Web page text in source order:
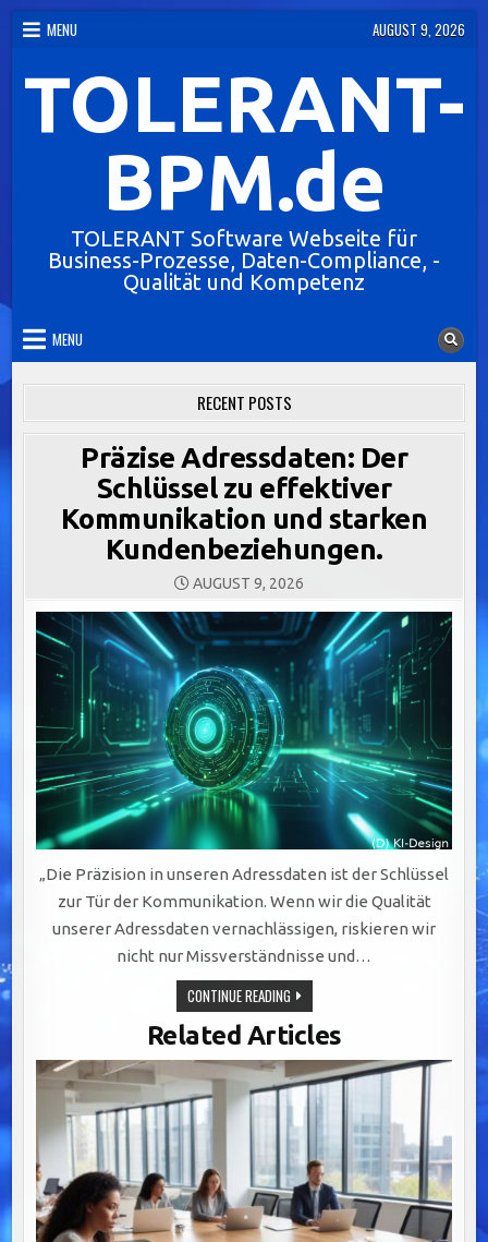
Skip
content
MENU AUGUST 9, 2026
TOLERANT-
BPM.de
TOLERANT Software Webseite für
Business-Prozesse, Daten-Compliance, -
Qualität und Kompetenz
MENU
RECENT POSTS
Präzise Adressdaten: Der
Schlüssel zu effektiver
Kommunikation und starken
Kundenbeziehungen.
AUGUST 9, 2026
„Die Präzision in unseren Adressdaten ist der Schlüssel
zur Tür der Kommunikation. Wenn wir die Qualität
unserer Adressdaten vernachlässigen, riskieren wir
nicht nur Missverständnisse und…
CONTINUE READINGPRÄZISE
ADRESSDATEN:
DER
SCHLÜSSEL
ZU
EFFEKTIVER
KOMMUNIKATION
UND
STARKEN
KUNDENBEZIEHUNGEN.
Related Articles